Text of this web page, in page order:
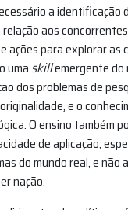
a identificação
aos
para explorar
uma skillemergente do
dos problemas de
e o
O ensino também
de aplicação,
do mundo real, e não
nação.